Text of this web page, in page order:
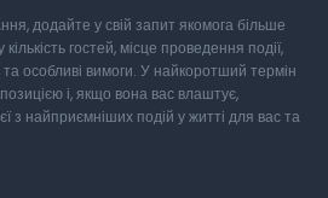
додайте у свій запит якомога більше
гостей, місце проведення події,
особливі вимоги. У найкоротший термін
і, якщо вона вас влаштує,
з найприємніших подій у житті для вас та